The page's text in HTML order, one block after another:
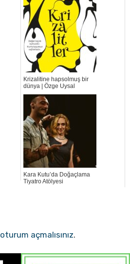
Krizalitine hapsolmuş bir
dünya | Özge Uysal
Kara Kutu’da Doğaçlama
Tiyatro Atölyesi
oturum açmalısınız.